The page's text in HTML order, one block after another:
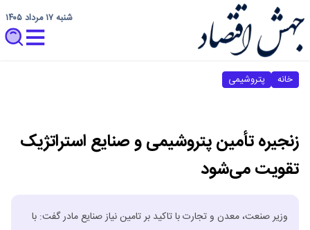
شنبه ۱۷ مرداد ۱۴۰۵
خانه پتروشیمی
زنجیره تأمین پتروشیمی و صنایع استراتژیک
تقویت می‌شود
وزیر صنعت، معدن و تجارت با تاکید بر تامین نیاز صنایع مادر گفت: با